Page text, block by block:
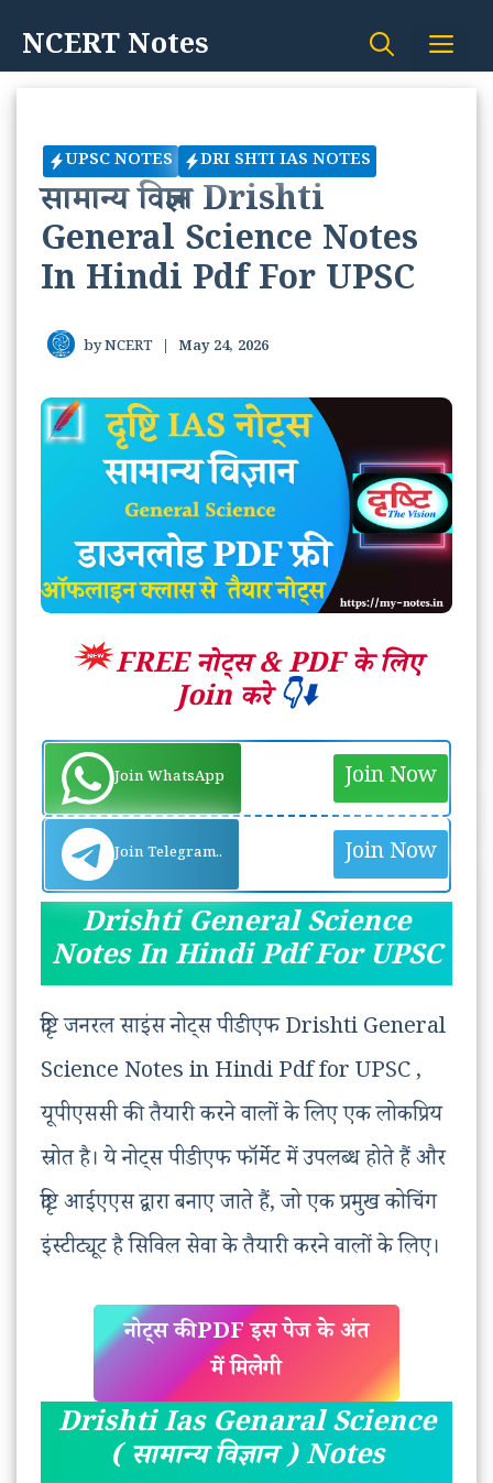
content
NCERT Notes
UPSC NOTES DRI SHTI IAS NOTES
सामान्य विज्ञान Drishti
General Science Notes
In Hindi Pdf For UPSC
byNCERT | May 24, 2026
FREE नोट्स &PDF के लिए
Join करे👇⬇️
Join WhatsApp Join Now
Join Telegram.. Join Now
Drishti General Science
Notes In Hindi Pdf For UPSC
दृष्टि जनरल साइंस नोट्स पीडीएफ Drishti General
Science Notes in Hindi Pdf for UPSC ,
यूपीएससी की तैयारी करने वालों के लिए एक लोकप्रिय
स्रोत है। ये नोट्स पीडीएफ फॉर्मेट में उपलब्ध होते हैं और
दृष्टि आईएएस द्वारा बनाए जाते हैं, जो एक प्रमुख कोचिंग
इंस्टीट्यूट है सिविल सेवा के तैयारी करने वालों के लिए।
नोट्स की PDF इस पेज के अंत
में मिलेगी
Drishti Ias Genaral Science
( सामान्य विज्ञान ) Notes